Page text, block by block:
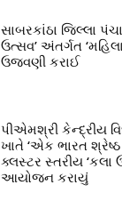
સાબરકાંઠા જિલ્લા
ઉત્સવ’ અંતર્ગત
ઉજવણી કરાઈ
પીએમશ્રી કેન્દ્રીય
ખાતે ‘એક ભારત
ક્લસ્ટર સ્તરીય
આયોજન કરાયું